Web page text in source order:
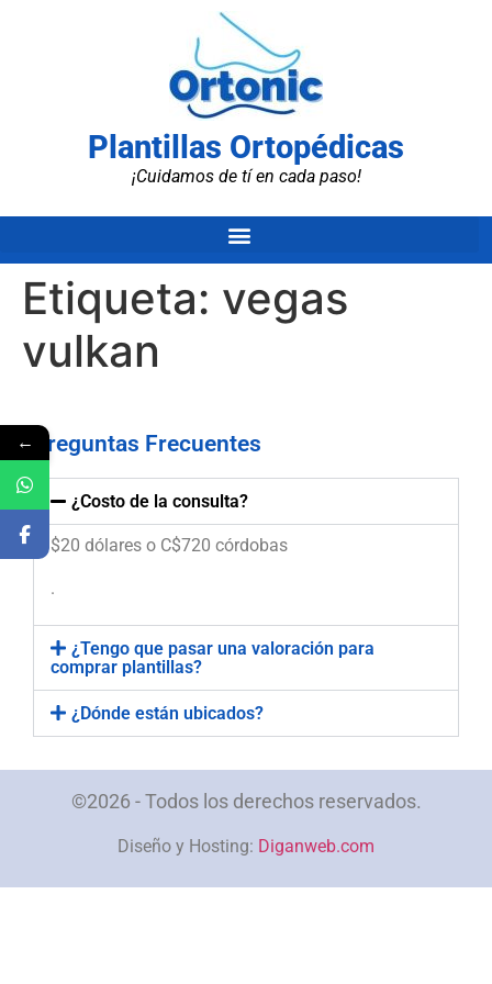
Plantillas Ortopédicas
¡Cuidamos de tí en cada paso!
Etiqueta: vegas
vulkan
Preguntas Frecuentes
¿Costo de la consulta?
$20 dólares o C$720 córdobas
.
¿Tengo que pasar una valoración para
comprar plantillas?
¿Dónde están ubicados?
©2026 - Todos los derechos reservados.
Diseño y Hosting: Diganweb.com
←